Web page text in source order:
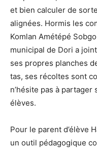
et bien calculer de
alignées. Hormis les
Komlan Amétépé
municipal de Dori a
ses propres planches
tas, ses récoltes sont
n’hésite pas à
élèves.
Pour le parent d’élève
un outil pédagogique